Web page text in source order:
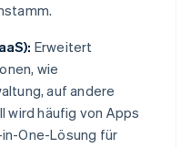
Erweitert
wie
auf andere
wird häufig von Apps
One-Lösung für